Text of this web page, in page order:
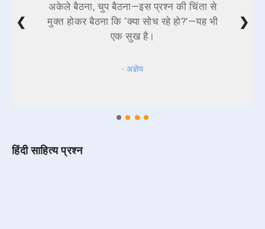
अकेले बैठना, चुप बैठना—इस प्रश्न की चिंता से
मुक्त होकर बैठना कि ‘क्या सोच रहे हो?’—यह भी
एक सुख है।
- अज्ञेय
❮ ❯
हिंदी साहित्य प्रश्न